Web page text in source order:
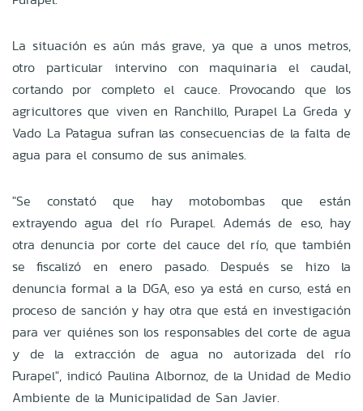
La situación es aún más grave, ya que a unos metros,
otro particular intervino con maquinaria el caudal,
cortando por completo el cauce. Provocando que los
agricultores que viven en Ranchillo, Purapel La Greda y
Vado La Patagua sufran las consecuencias de la falta de
agua para el consumo de sus animales.
"Se constató que hay motobombas que están
extrayendo agua del río Purapel. Además de eso, hay
otra denuncia por corte del cauce del río, que también
se fiscalizó en enero pasado. Después se hizo la
denuncia formal a la DGA, eso ya está en curso, está en
proceso de sanción y hay otra que está en investigación
para ver quiénes son los responsables del corte de agua
y de la extracción de agua no autorizada del río
Purapel", indicó Paulina Albornoz, de la Unidad de Medio
Ambiente de la Municipalidad de San Javier.